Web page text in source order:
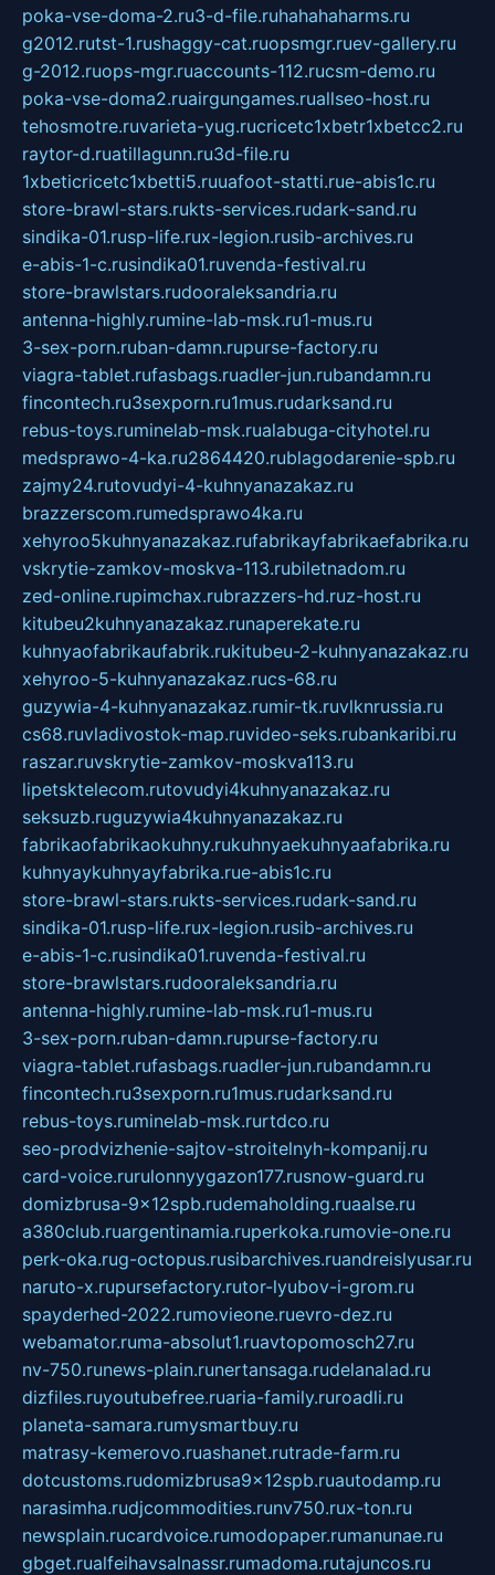
poka-vse-doma-2.ru3-d-file.ruhahahaharms.ru
g2012.rutst-1.rushaggy-cat.ruopsmgr.ruev-gallery.ru
g-2012.ruops-mgr.ruaccounts-112.rucsm-demo.ru
poka-vse-doma2.ruairgungames.ruallseo-host.ru
tehosmotre.ruvarieta-yug.rucricetc1xbetr1xbetcc2.ru
raytor-d.ruatillagunn.ru3d-file.ru
1xbeticricetc1xbetti5.ruuafoot-statti.rue-abis1c.ru
store-brawl-stars.rukts-services.rudark-sand.ru
sindika-01.rusp-life.rux-legion.rusib-archives.ru
e-abis-1-c.rusindika01.ruvenda-festival.ru
store-brawlstars.rudooraleksandria.ru
antenna-highly.rumine-lab-msk.ru1-mus.ru
3-sex-porn.ruban-damn.rupurse-factory.ru
viagra-tablet.rufasbags.ruadler-jun.rubandamn.ru
fincontech.ru3sexporn.ru1mus.rudarksand.ru
rebus-toys.ruminelab-msk.rualabuga-cityhotel.ru
medsprawo-4-ka.ru2864420.rublagodarenie-spb.ru
zajmy24.rutovudyi-4-kuhnyanazakaz.ru
brazzerscom.rumedsprawo4ka.ru
xehyroo5kuhnyanazakaz.rufabrikayfabrikaefabrika.ru
vskrytie-zamkov-moskva-113.rubiletnadom.ru
zed-online.rupimchax.rubrazzers-hd.ruz-host.ru
kitubeu2kuhnyanazakaz.runaperekate.ru
kuhnyaofabrikaufabrik.rukitubeu-2-kuhnyanazakaz.ru
xehyroo-5-kuhnyanazakaz.rucs-68.ru
guzywia-4-kuhnyanazakaz.rumir-tk.ruvlknrussia.ru
cs68.ruvladivostok-map.ruvideo-seks.rubankaribi.ru
raszar.ruvskrytie-zamkov-moskva113.ru
lipetsktelecom.rutovudyi4kuhnyanazakaz.ru
seksuzb.ruguzywia4kuhnyanazakaz.ru
fabrikaofabrikaokuhny.rukuhnyaekuhnyaafabrika.ru
kuhnyaykuhnyayfabrika.rue-abis1c.ru
store-brawl-stars.rukts-services.rudark-sand.ru
sindika-01.rusp-life.rux-legion.rusib-archives.ru
e-abis-1-c.rusindika01.ruvenda-festival.ru
store-brawlstars.rudooraleksandria.ru
antenna-highly.rumine-lab-msk.ru1-mus.ru
3-sex-porn.ruban-damn.rupurse-factory.ru
viagra-tablet.rufasbags.ruadler-jun.rubandamn.ru
fincontech.ru3sexporn.ru1mus.rudarksand.ru
rebus-toys.ruminelab-msk.rurtdco.ru
seo-prodvizhenie-sajtov-stroitelnyh-kompanij.ru
card-voice.rurulonnyygazon177.rusnow-guard.ru
domizbrusa-9x12spb.rudemaholding.ruaalse.ru
a380club.ruargentinamia.ruperkoka.rumovie-one.ru
perk-oka.rug-octopus.rusibarchives.ruandreislyusar.ru
naruto-x.rupursefactory.rutor-lyubov-i-grom.ru
spayderhed-2022.rumovieone.ruevro-dez.ru
webamator.ruma-absolut1.ruavtopomosch27.ru
nv-750.runews-plain.runertansaga.rudelanalad.ru
dizfiles.ruyoutubefree.ruaria-family.ruroadli.ru
planeta-samara.rumysmartbuy.ru
matrasy-kemerovo.ruashanet.rutrade-farm.ru
dotcustoms.rudomizbrusa9x12spb.ruautodamp.ru
narasimha.rudjcommodities.runv750.rux-ton.ru
newsplain.rucardvoice.rumodopaper.rumanunae.ru
gbget.rualfeihavsalnassr.rumadoma.rutajuncos.ru